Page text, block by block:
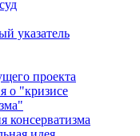
указатель
проекта
о "кризисе
консерватизма